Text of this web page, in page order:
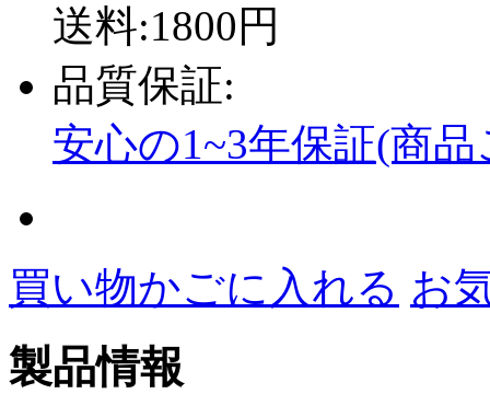
送料:1800円
品質保証:
安心の1~3年保証(商
買い物かごに入れる お
製品情報